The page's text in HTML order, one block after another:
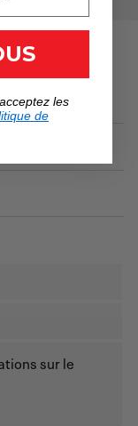
les
de